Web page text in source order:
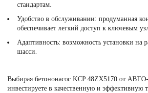
стандартам.
Удобство в обслуживании: продуманная
обеспечивает легкий доступ к ключевым
Адаптивность: возможность установки на
шасси.
Выбирая бетононасос KCP 48ZX5170 от
инвестируете в качественную и эффективную